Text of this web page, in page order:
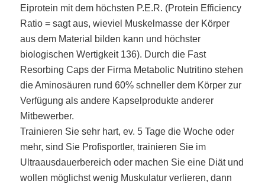
Eiprotein mit dem höchsten P.E.R. (Protein Efficiency
Ratio = sagt aus, wieviel Muskelmasse der Körper
aus dem Material bilden kann und höchster
biologischen Wertigkeit 136). Durch die Fast
Resorbing Caps der Firma Metabolic Nutritino stehen
die Aminosäuren rund 60% schneller dem Körper zur
Verfügung als andere Kapselprodukte anderer
Mitbewerber.
Trainieren Sie sehr hart, ev. 5 Tage die Woche oder
mehr, sind Sie Profisportler, trainieren Sie im
Ultraausdauerbereich oder machen Sie eine Diät und
wollen möglichst wenig Muskulatur verlieren, dann